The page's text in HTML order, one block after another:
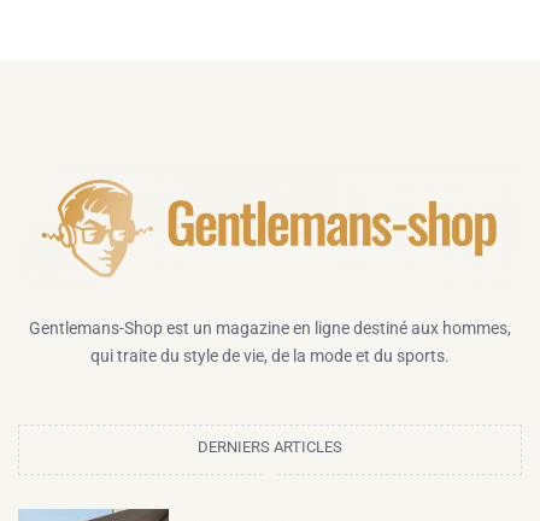
Gentlemans-Shop est un magazine en ligne destiné aux hommes,
qui traite du style de vie, de la mode et du sports.
DERNIERS ARTICLES